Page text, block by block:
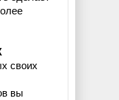
своих
вы